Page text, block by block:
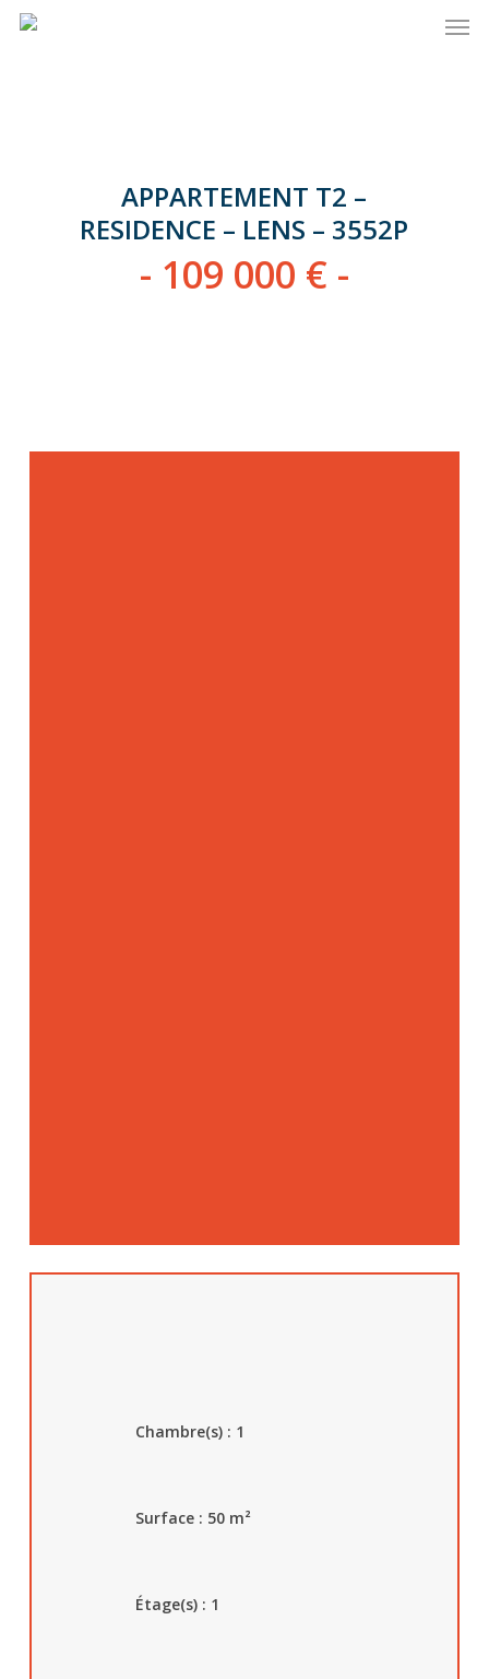
Skip
APPARTEMENT T2 –
RESIDENCE – LENS – 3552P
- 109 000 € -
Chambre(s) : 1
Surface : 50 m²
Étage(s) : 1